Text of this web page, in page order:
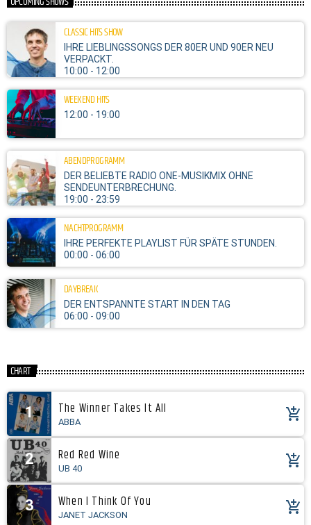
CLASSIC HITS SHOW
IHRE LIEBLINGSSONGS DER 80ER UND 90ER NEU
VERPACKT.
10:00 - 12:00
WEEKEND HITS
12:00 - 19:00
ABENDPROGRAMM
DER BELIEBTE RADIO ONE-MUSIKMIX OHNE
SENDEUNTERBRECHUNG.
19:00 - 23:59
NACHTPROGRAMM
IHRE PERFEKTE PLAYLIST FÜR SPÄTE STUNDEN.
00:00 - 06:00
DAYBREAK
DER ENTSPANNTE START IN DEN TAG
06:00 - 09:00
CHART
1 The Winner Takes It All
ABBA add_shopping_cart
2 Red Red Wine
UB 40 add_shopping_cart
3 When I Think Of You
JANET JACKSON add_shopping_cart